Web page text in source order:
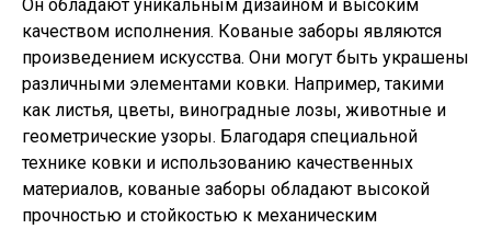
Он обладают уникальным дизайном и высоким
качеством исполнения. Кованые заборы являются
произведением искусства. Они могут быть украшены
различными элементами ковки. Например, такими
как листья, цветы, виноградные лозы, животные и
геометрические узоры. Благодаря специальной
технике ковки и использованию качественных
материалов, кованые заборы обладают высокой
прочностью и стойкостью к механическим